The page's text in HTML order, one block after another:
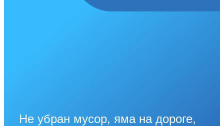
Не убран мусор, яма на дороге,